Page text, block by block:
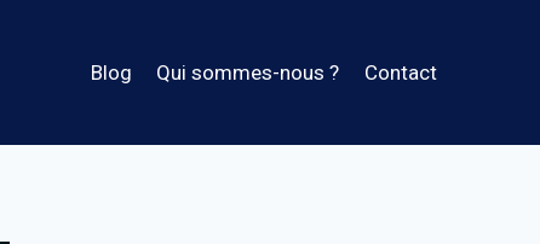
Blog Qui sommes-nous ? Contact